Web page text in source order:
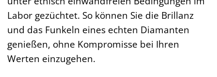
Labor gezüchtet. So können Sie die Brillanz
und das Funkeln eines echten Diamanten
genießen, ohne Kompromisse bei Ihren
Werten einzugehen.